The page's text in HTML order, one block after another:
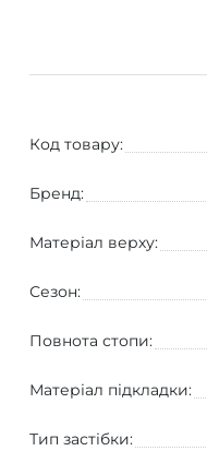
Код товару:
Бренд:
Матеріал верху:
Сезон:
Повнота стопи:
Матеріал підкладки:
Тип застібки: